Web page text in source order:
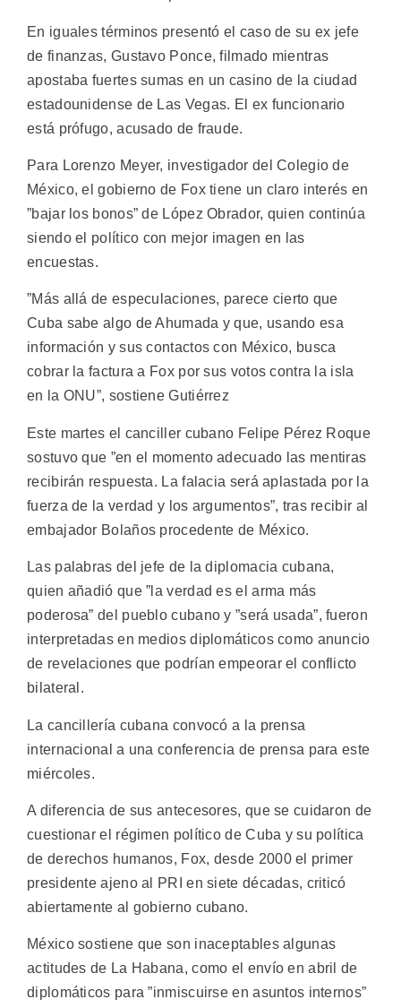
En iguales términos presentó el caso de su ex jefe
de finanzas, Gustavo Ponce, filmado mientras
apostaba fuertes sumas en un casino de la ciudad
estadounidense de Las Vegas. El ex funcionario
está prófugo, acusado de fraude.
Para Lorenzo Meyer, investigador del Colegio de
México, el gobierno de Fox tiene un claro interés en
”bajar los bonos” de López Obrador, quien continúa
siendo el político con mejor imagen en las
encuestas.
”Más allá de especulaciones, parece cierto que
Cuba sabe algo de Ahumada y que, usando esa
información y sus contactos con México, busca
cobrar la factura a Fox por sus votos contra la isla
en la ONU”, sostiene Gutiérrez
Este martes el canciller cubano Felipe Pérez Roque
sostuvo que ”en el momento adecuado las mentiras
recibirán respuesta. La falacia será aplastada por la
fuerza de la verdad y los argumentos”, tras recibir al
embajador Bolaños procedente de México.
Las palabras del jefe de la diplomacia cubana,
quien añadió que ”la verdad es el arma más
poderosa” del pueblo cubano y ”será usada”, fueron
interpretadas en medios diplomáticos como anuncio
de revelaciones que podrían empeorar el conflicto
bilateral.
La cancillería cubana convocó a la prensa
internacional a una conferencia de prensa para este
miércoles.
A diferencia de sus antecesores, que se cuidaron de
cuestionar el régimen político de Cuba y su política
de derechos humanos, Fox, desde 2000 el primer
presidente ajeno al PRI en siete décadas, criticó
abiertamente al gobierno cubano.
México sostiene que son inaceptables algunas
actitudes de La Habana, como el envío en abril de
diplomáticos para ”inmiscuirse en asuntos internos”